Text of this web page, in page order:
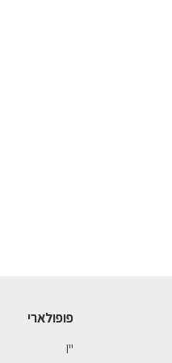
פופולארי
יין